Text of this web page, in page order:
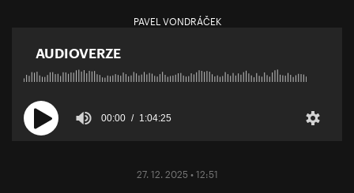
PAVEL VONDRÁČEK
AUDIOVERZE
00:00 1:04:25
27. 12. 2025 • 12:51